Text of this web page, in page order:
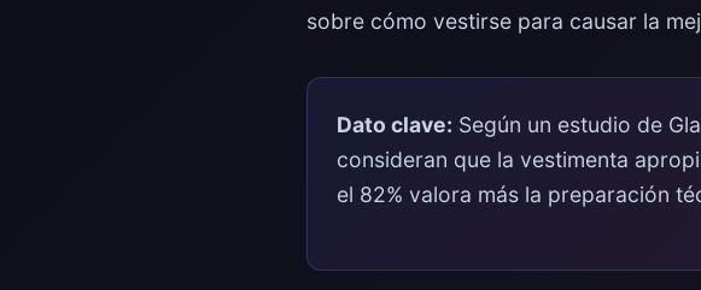
sobre cómo vestirse para causar la
Dato clave: Según un estudio de
consideran que la vestimenta
el 82% valora más la preparación